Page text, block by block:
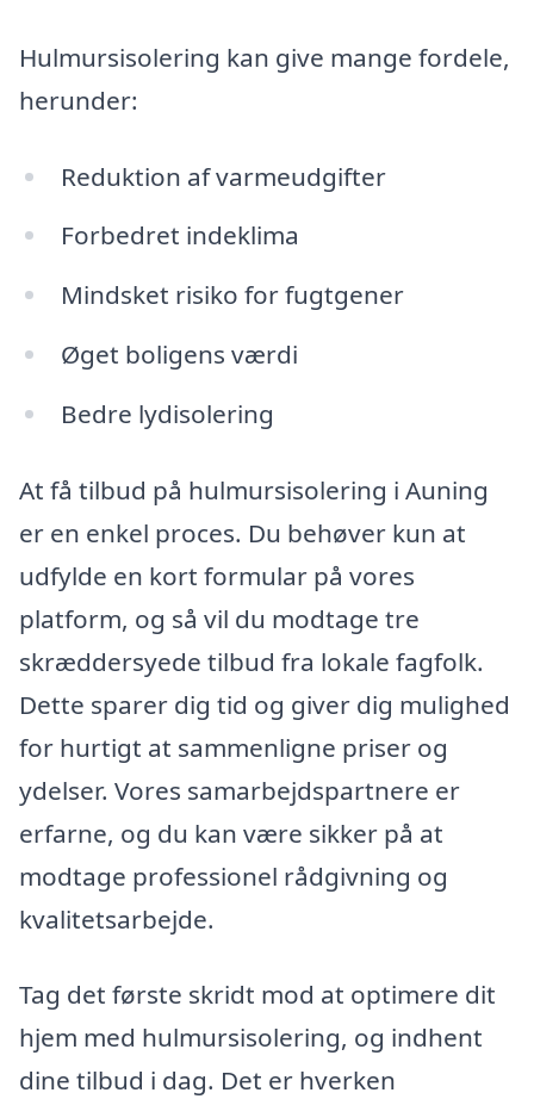
Hulmursisolering kan give mange fordele,
herunder:
Reduktion af varmeudgifter
Forbedret indeklima
Mindsket risiko for fugtgener
Øget boligens værdi
Bedre lydisolering
At få tilbud på hulmursisolering i Auning
er en enkel proces. Du behøver kun at
udfylde en kort formular på vores
platform, og så vil du modtage tre
skræddersyede tilbud fra lokale fagfolk.
Dette sparer dig tid og giver dig mulighed
for hurtigt at sammenligne priser og
ydelser. Vores samarbejdspartnere er
erfarne, og du kan være sikker på at
modtage professionel rådgivning og
kvalitetsarbejde.
Tag det første skridt mod at optimere dit
hjem med hulmursisolering, og indhent
dine tilbud i dag. Det er hverken